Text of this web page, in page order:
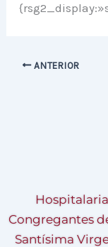
ANTERIOR
Congregantes
Santísima